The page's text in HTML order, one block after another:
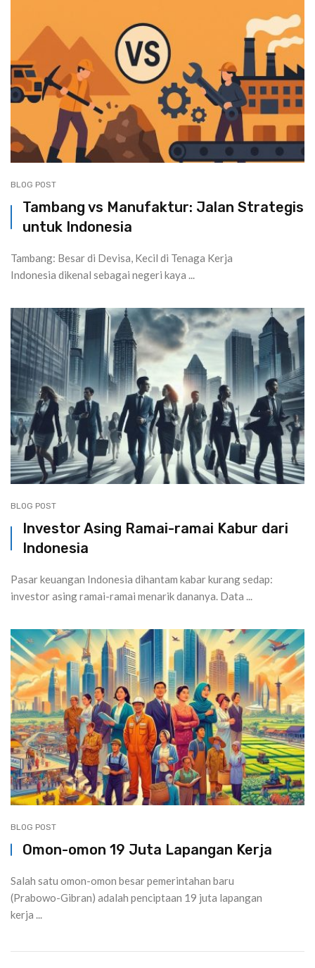
BLOG POST
Tambang vs Manufaktur: Jalan Strategis
untuk Indonesia
Tambang: Besar di Devisa, Kecil di Tenaga Kerja
Indonesia dikenal sebagai negeri kaya ...
BLOG POST
Investor Asing Ramai-ramai Kabur dari
Indonesia
Pasar keuangan Indonesia dihantam kabar kurang sedap:
investor asing ramai-ramai menarik dananya. Data ...
BLOG POST
Omon-omon 19 Juta Lapangan Kerja
Salah satu omon-omon besar pemerintahan baru
(Prabowo-Gibran) adalah penciptaan 19 juta lapangan
kerja ...